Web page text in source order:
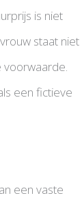
is niet
staat niet
voorwaarde.
een fictieve
een vaste